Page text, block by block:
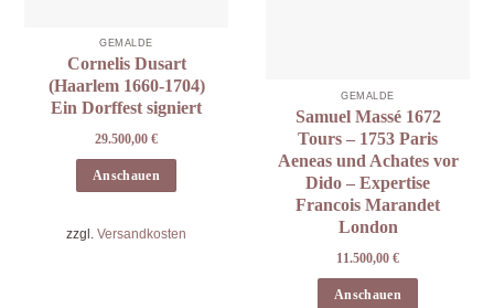
GEMÄLDE
Cornelis Dusart
(Haarlem 1660-1704)
Ein Dorffest signiert
29.500,00 €
Anschauen
zzgl. Versandkosten
GEMÄLDE
Samuel Massé 1672
Tours – 1753 Paris
Aeneas und Achates vor
Dido – Expertise
Francois Marandet
London
11.500,00 €
Anschauen